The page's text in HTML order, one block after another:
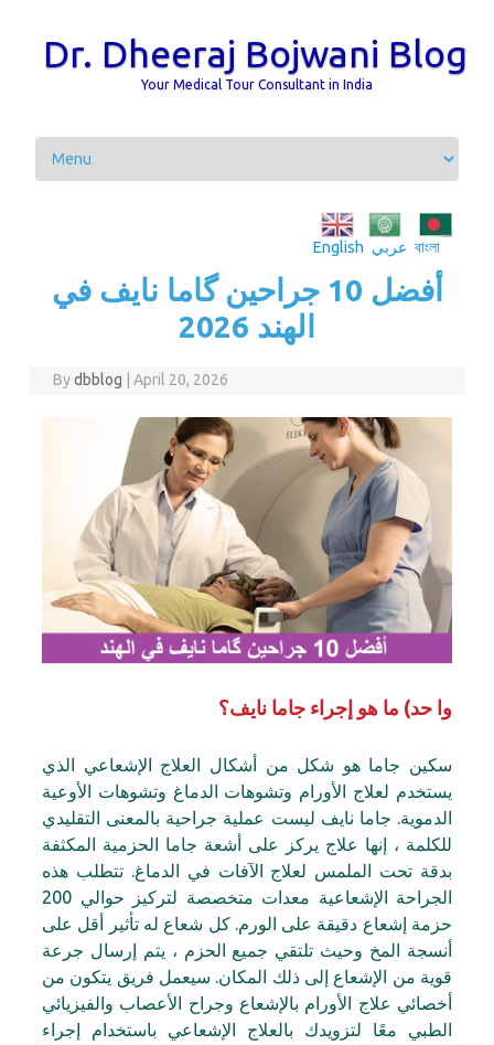
Dr. Dheeraj Bojwani Blog
Your Medical Tour Consultant in India
Skip to content
বাংলা عربي English
أفضل 10 جراحين گاما نايف في
الهند 2026
Bydbblog April 20, 2026
وا حد) ما هو إجراء جاما نايف؟
سكين جاما هو شكل من أشكال العلاج الإشعاعي الذي
يستخدم لعلاج الأورام وتشوهات الدماغ وتشوهات الأوعية
الدموية. جاما نايف ليست عملية جراحية بالمعنى التقليدي
للكلمة ، إنها علاج يركز على أشعة جاما الحزمية المكثفة
بدقة تحت الملمس لعلاج الآفات في الدماغ. تتطلب هذه
الجراحة الإشعاعية معدات متخصصة لتركيز حوالي 200
حزمة إشعاع دقيقة على الورم. كل شعاع له تأثير أقل على
أنسجة المخ وحيث تلتقي جميع الحزم ، يتم إرسال جرعة
قوية من الإشعاع إلى ذلك المكان. سيعمل فريق يتكون من
أخصائي علاج الأورام بالإشعاع وجراح الأعصاب والفيزيائي
الطبي معًا لتزويدك بالعلاج الإشعاعي باستخدام إجراء